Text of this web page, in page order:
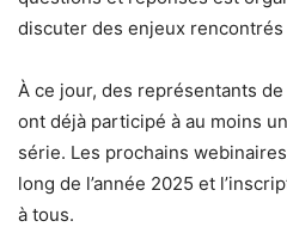
discuter des enjeux
À ce jour, des représentants
ont déjà participé à au moins
série. Les prochains
long de l’année 2025 et
à tous.